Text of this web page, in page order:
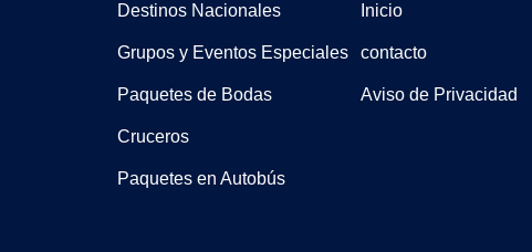
Destinos Nacionales
Grupos y Eventos Especiales
Paquetes de Bodas
Cruceros
Paquetes en Autobús
Inicio
contacto
Aviso de Privacidad